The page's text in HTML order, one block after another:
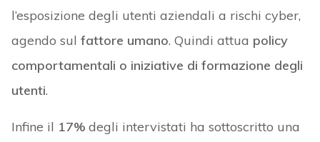
l’esposizione degli utenti aziendali a rischi cyber,
agendo sul fattore umano. Quindi attua policy
comportamentali o iniziative di formazione degli
utenti.
Infine il 17%degli intervistati ha sottoscritto una